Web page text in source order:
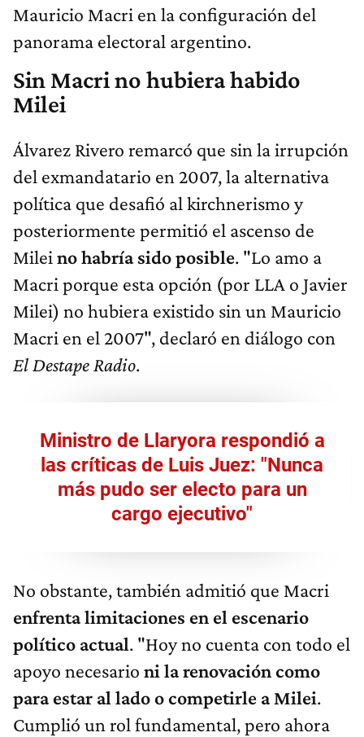
Mauricio Macri en la configuración del
panorama electoral argentino.
Sin Macri no hubiera habido
Milei
Álvarez Rivero remarcó que sin la irrupción
del exmandatario en 2007, la alternativa
política que desafió al kirchnerismo y
posteriormente permitió el ascenso de
Milei no habría sido posible. "Lo amo a
Macri porque esta opción (por LLA o Javier
Milei) no hubiera existido sin un Mauricio
Macri en el 2007", declaró en diálogo con
El Destape Radio.
Ministro de Llaryora respondió a
las críticas de Luis Juez: "Nunca
más pudo ser electo para un
cargo ejecutivo"
No obstante, también admitió que Macri
enfrenta limitaciones en el escenario
político actual. "Hoy no cuenta con todo el
apoyo necesario ni la renovación como
para estar al lado o competirle a Milei.
Cumplió un rol fundamental, pero ahora